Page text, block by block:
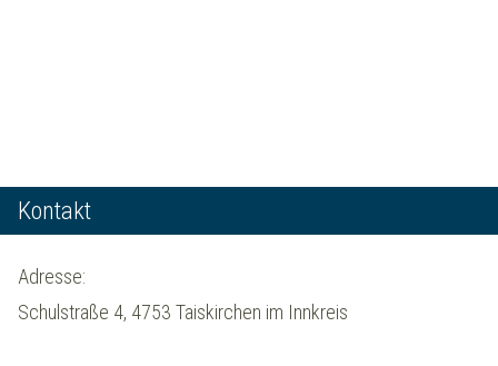
Kontakt
Adresse:
Schulstraße 4, 4753 Taiskirchen im Innkreis